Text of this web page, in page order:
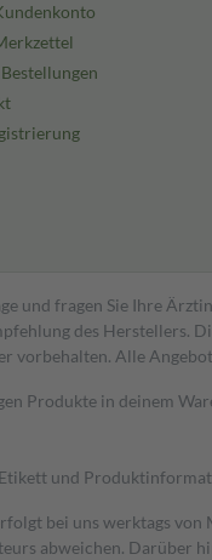
und fragen Sie Ihre
des Herstellers.
Alle
Produkte in deinem
und
bei uns werktags
abweichen. Darüber